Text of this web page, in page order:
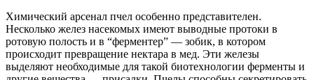
Химический арсенал пчел особенно представителен.
Несколько желез насекомых имеют выводные протоки в
ротовую полость и в “ферментер” — зобик, в котором
происходит превращение нектара в мед. Эти железы
выделяют необходимые для такой биотехнологии ферменты и